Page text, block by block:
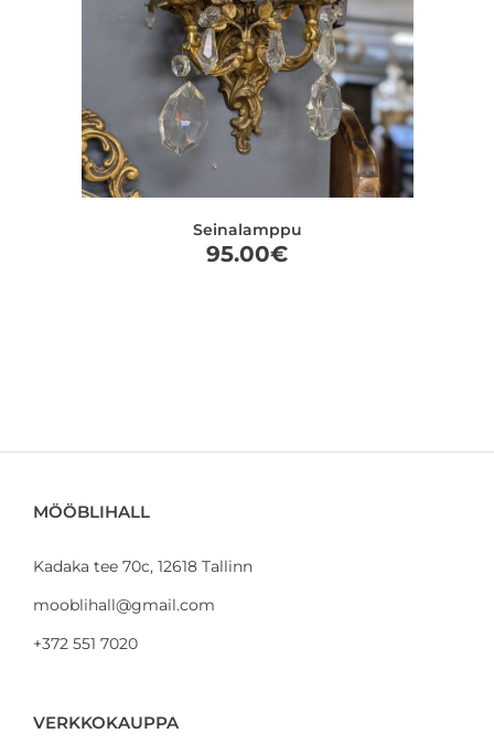
Seinalamppu
95.00€
MÖÖBLIHALL
Kadaka tee 70c, 12618 Tallinn
mooblihall@gmail.com
+372 551 7020
VERKKOKAUPPA